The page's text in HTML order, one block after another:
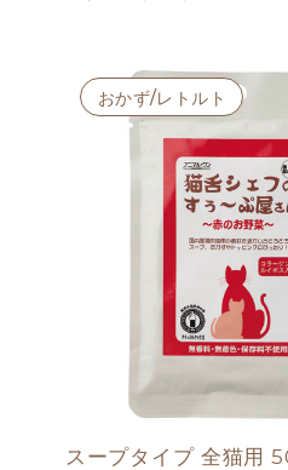
おかず/レトルト
スープタイプ 全猫用